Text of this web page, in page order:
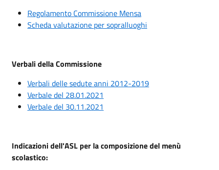
Regolamento Commissione Mensa
Scheda valutazione per sopralluoghi
Verbali della Commissione
Verbali delle sedute anni 2012-2019
Verbale del 28.01.2021
Verbale del 30.11.2021
Indicazioni dell'ASL per la composizione del menù
scolastico: